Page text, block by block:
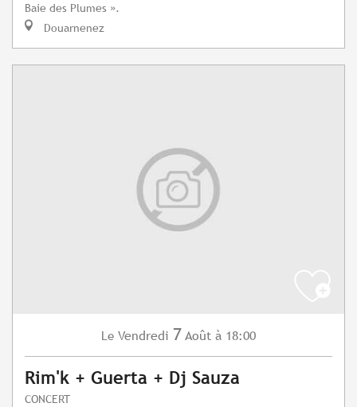
Baie des Plumes ».
Douarnenez
Le Vendredi 7 Août à 18:00
Rim'k + Guerta + Dj Sauza
CONCERT